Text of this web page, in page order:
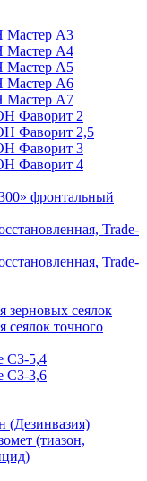
А3
А4
А5
А6
А7
Фаворит 2
Фаворит 2,5
Фаворит 3
Фаворит 4
фронтальный
Trade-
Trade-
зерновых сеялок
сеялок точного
СЗ-5,4
СЗ-3,6
(Дезинвазия)
(тиазон,